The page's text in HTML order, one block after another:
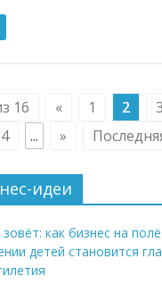
16 « 1 2 3
... »
идеи
как бизнес на
детей становится